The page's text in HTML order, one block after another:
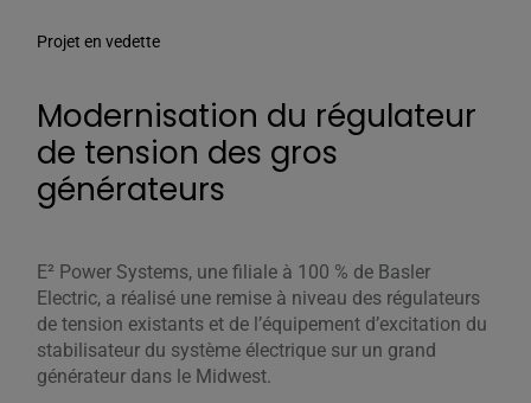
Projet en vedette
Modernisation du régulateur
de tension des gros
générateurs
E² Power Systems, une filiale à 100 % de Basler
Electric, a réalisé une remise à niveau des régulateurs
de tension existants et de l’équipement d’excitation du
stabilisateur du système électrique sur un grand
générateur dans le Midwest.